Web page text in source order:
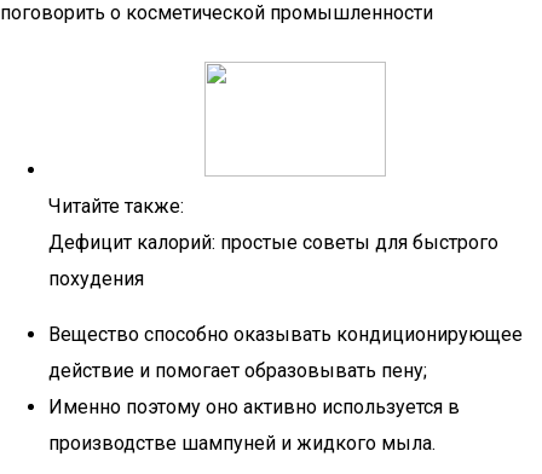
поговорить о косметической промышленности
Читайте также:
Дефицит калорий: простые советы для быстрого
похудения
Вещество способно оказывать кондиционирующее
действие и помогает образовывать пену;
Именно поэтому оно активно используется в
производстве шампуней и жидкого мыла.